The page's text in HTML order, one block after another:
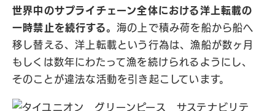
世界中のサプライチェーン全体における洋上転載の
一時禁止を続行する。 海の上で積み荷を船から船へ
移し替える、洋上転載という行為は、漁船が数ヶ月
もしくは数年にわたって漁を続けられるようにし、
そのことが違法な活動を引き起こしています。